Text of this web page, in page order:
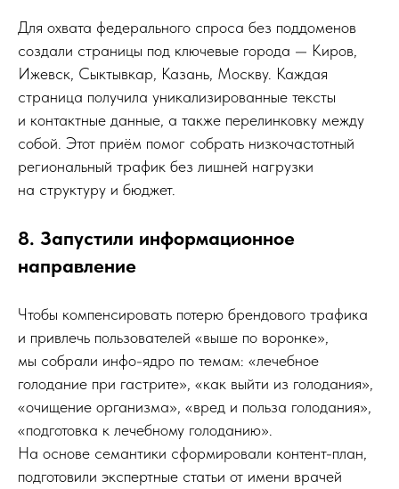
Для охвата федерального спроса без поддоменов
создали страницы под ключевые города — Киров,
Ижевск, Сыктывкар, Казань, Москву. Каждая
страница получила уникализированные тексты
и контактные данные, а также перелинковку между
собой. Этот приём помог собрать низкочастотный
региональный трафик без лишней нагрузки
на структуру и бюджет.
8. Запустили информационное
направление
Чтобы компенсировать потерю брендового трафика
и привлечь пользователей «выше по воронке»,
мы собрали инфо-ядро по темам: «лечебное
голодание при гастрите», «как выйти из голодания»,
«очищение организма», «вред и польза голодания»,
«подготовка к лечебному голоданию».
На основе семантики сформировали контент-план,
подготовили экспертные статьи от имени врачей